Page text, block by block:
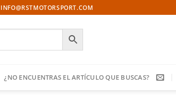
¿NO ENCUENTRAS EL ARTÍCULO QUE BUSCAS?